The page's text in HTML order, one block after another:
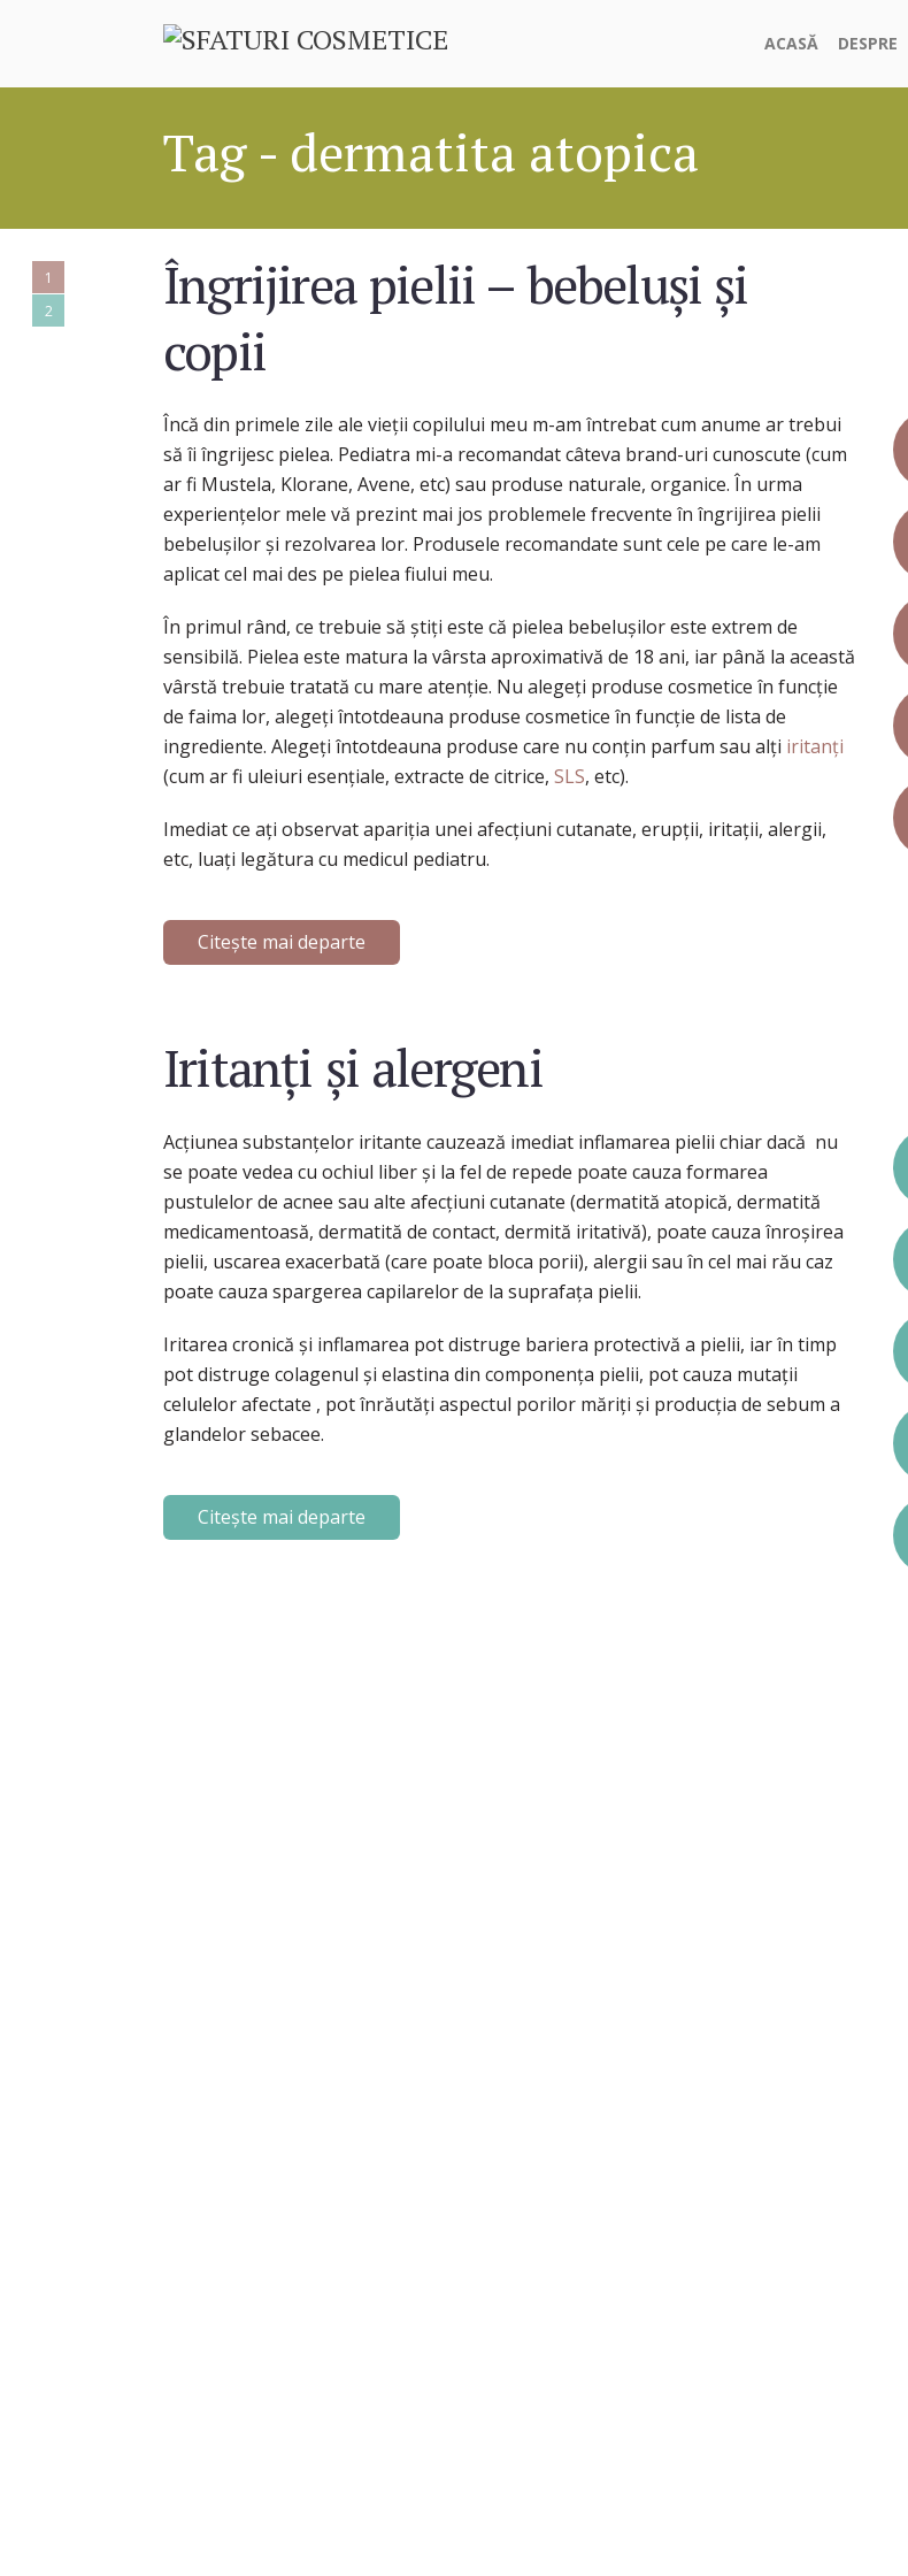
ACASĂ DESPRE
Tag - dermatita atopica
1
2
Îngrijirea pielii – bebeluși și
copii
Încă din primele zile ale vieții copilului meu m-am întrebat cum anume ar trebui
să îi îngrijesc pielea. Pediatra mi-a recomandat câteva brand-uri cunoscute (cum
ar fi Mustela, Klorane, Avene, etc) sau produse naturale, organice. În urma
experiențelor mele vă prezint mai jos problemele frecvente în îngrijirea pielii
bebelușilor și rezolvarea lor. Produsele recomandate sunt cele pe care le-am
aplicat cel mai des pe pielea fiului meu.
În primul rând, ce trebuie să știți este că pielea bebelușilor este extrem de
sensibilă. Pielea este matura la vârsta aproximativă de 18 ani, iar până la această
vârstă trebuie tratată cu mare atenție. Nu alegeți produse cosmetice în funcție
de faima lor, alegeți întotdeauna produse cosmetice în funcție de lista de
ingrediente. Alegeți întotdeauna produse care nu conțin parfum sau alți iritanți
(cum ar fi uleiuri esențiale, extracte de citrice, SLS, etc).
Imediat ce ați observat apariția unei afecțiuni cutanate, erupții, iritații, alergii,
etc, luați legătura cu medicul pediatru.
Citește mai departe
Iritanţi şi alergeni
Acţiunea substanţelor iritante cauzează imediat inflamarea pielii chiar dacă nu
se poate vedea cu ochiul liber şi la fel de repede poate cauza formarea
pustulelor de acnee sau alte afecțiuni cutanate (dermatită atopică, dermatită
medicamentoasă, dermatită de contact, dermită iritativă), poate cauza înroşirea
pielii, uscarea exacerbată (care poate bloca porii), alergii sau în cel mai rău caz
poate cauza spargerea capilarelor de la suprafaţa pielii.
Iritarea cronică şi inflamarea pot distruge bariera protectivă a pielii, iar în timp
pot distruge colagenul şi elastina din componenţa pielii, pot cauza mutații
celulelor afectate , pot înrăutăți aspectul porilor măriți și producția de sebum a
glandelor sebacee.
Citește mai departe